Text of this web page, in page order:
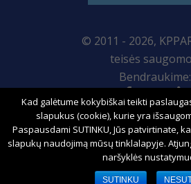
© 2011 - 2026,
teisės
Bendraukime:
Svetainės
Kad galėtume kokybiškai teikti
slapukus (cookie), kurie yra
Paspausdami SUTINKU, Jūs patvirtinate,
slapukų naudojimą mūsų tinklalapyje.
naršyklės
SUTINKU